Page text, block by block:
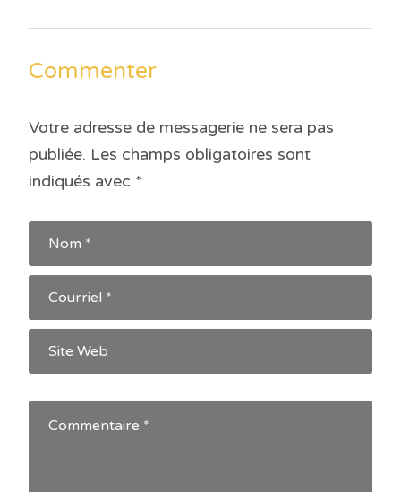
de
l’article
Commenter
Votre adresse de messagerie ne sera pas
publiée. Les champs obligatoires sont
indiqués avec *